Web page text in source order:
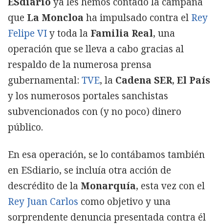
que La Moncloa ha impulsado contra el Rey
Felipe VIy toda la Familia Real, una
operación que se lleva a cabo gracias al
respaldo de la numerosa prensa
gubernamental: TVE, la Cadena SER, El País
y los numerosos portales sanchistas
subvencionados con (y no poco) dinero
público.
En esa operación, se lo contábamos también
en ESdiario, se incluía otra acción de
descrédito de la Monarquía, esta vez con el
Rey Juan Carlos como objetivo y una
sorprendente denuncia presentada contra él